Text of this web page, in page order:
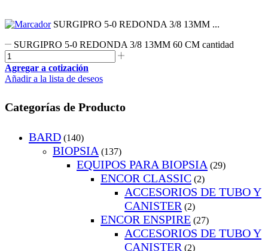
SURGIPRO 5-0 REDONDA 3/8 13MM ...
SURGIPRO 5-0 REDONDA 3/8 13MM 60 CM cantidad
Agregar a cotización
Añadir a la lista de deseos
Categorías de Producto
BARD (140)
BIOPSIA (137)
EQUIPOS PARA BIOPSIA (29)
ENCOR CLASSIC (2)
ACCESORIOS DE TUBO Y
CANISTER (2)
ENCOR ENSPIRE (27)
ACCESORIOS DE TUBO Y
CANISTER (2)